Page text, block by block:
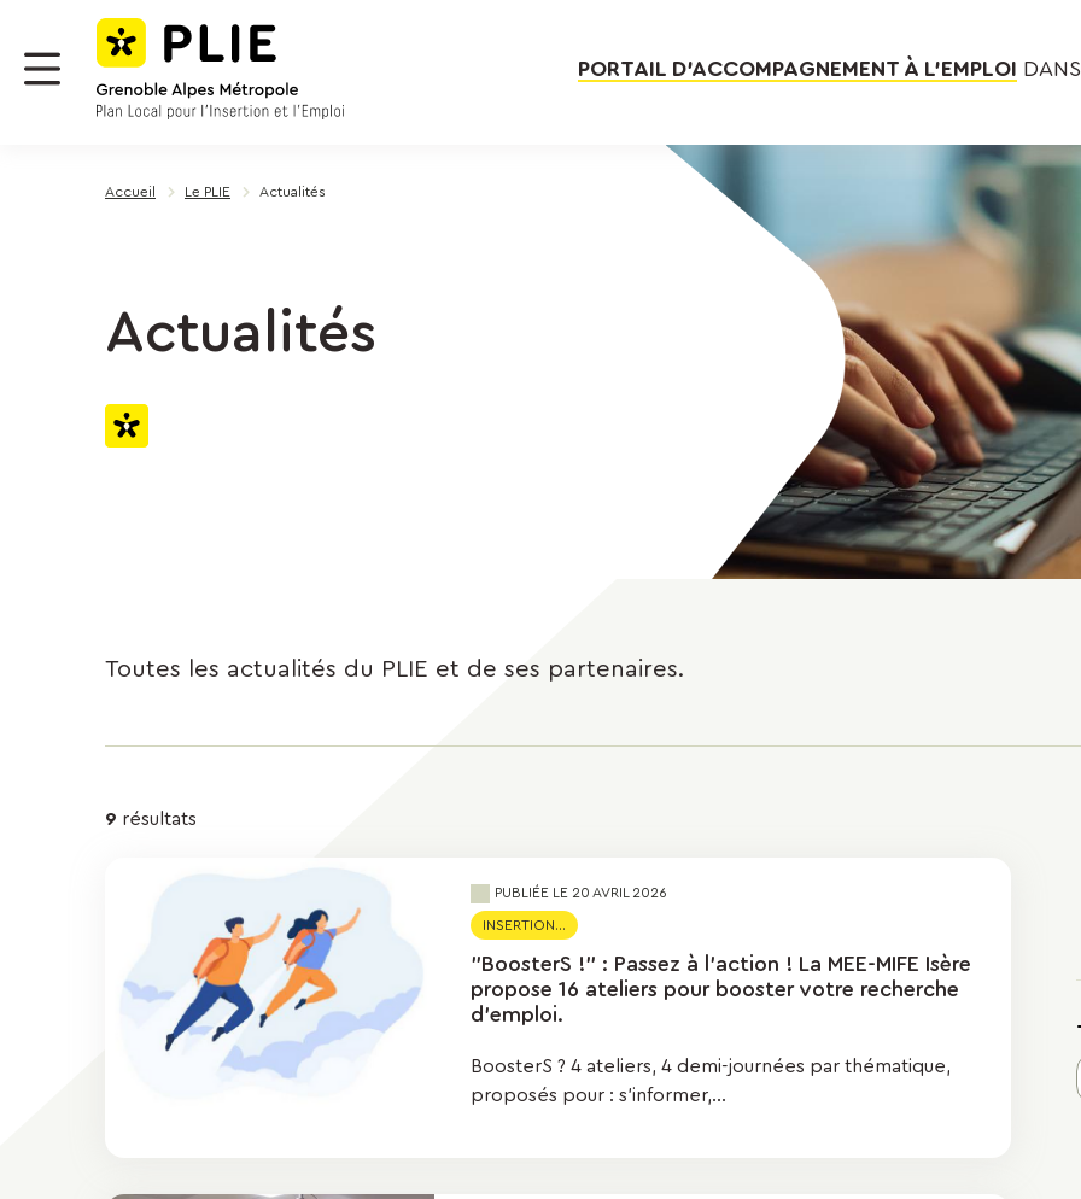
Panneau de gestion des cookies
Menu
PORTAIL D’ACCOMPAGNEMENT À L’EMPLOI
Accueil Le PLIE Actualités
Actualités
Toutes les actualités du PLIE et de ses partenaires.
Résultats
recherche
9 résultats
PUBLIÉE LE 20 AVRIL 2026
INSERTION...
"BoosterS !" : Passez à l’action ! La MEE-MIFE Isère
propose 16 ateliers pour booster votre recherche
d'emploi.
BoosterS ? 4 ateliers, 4 demi-journées par thématique,
proposés pour : s'informer,...